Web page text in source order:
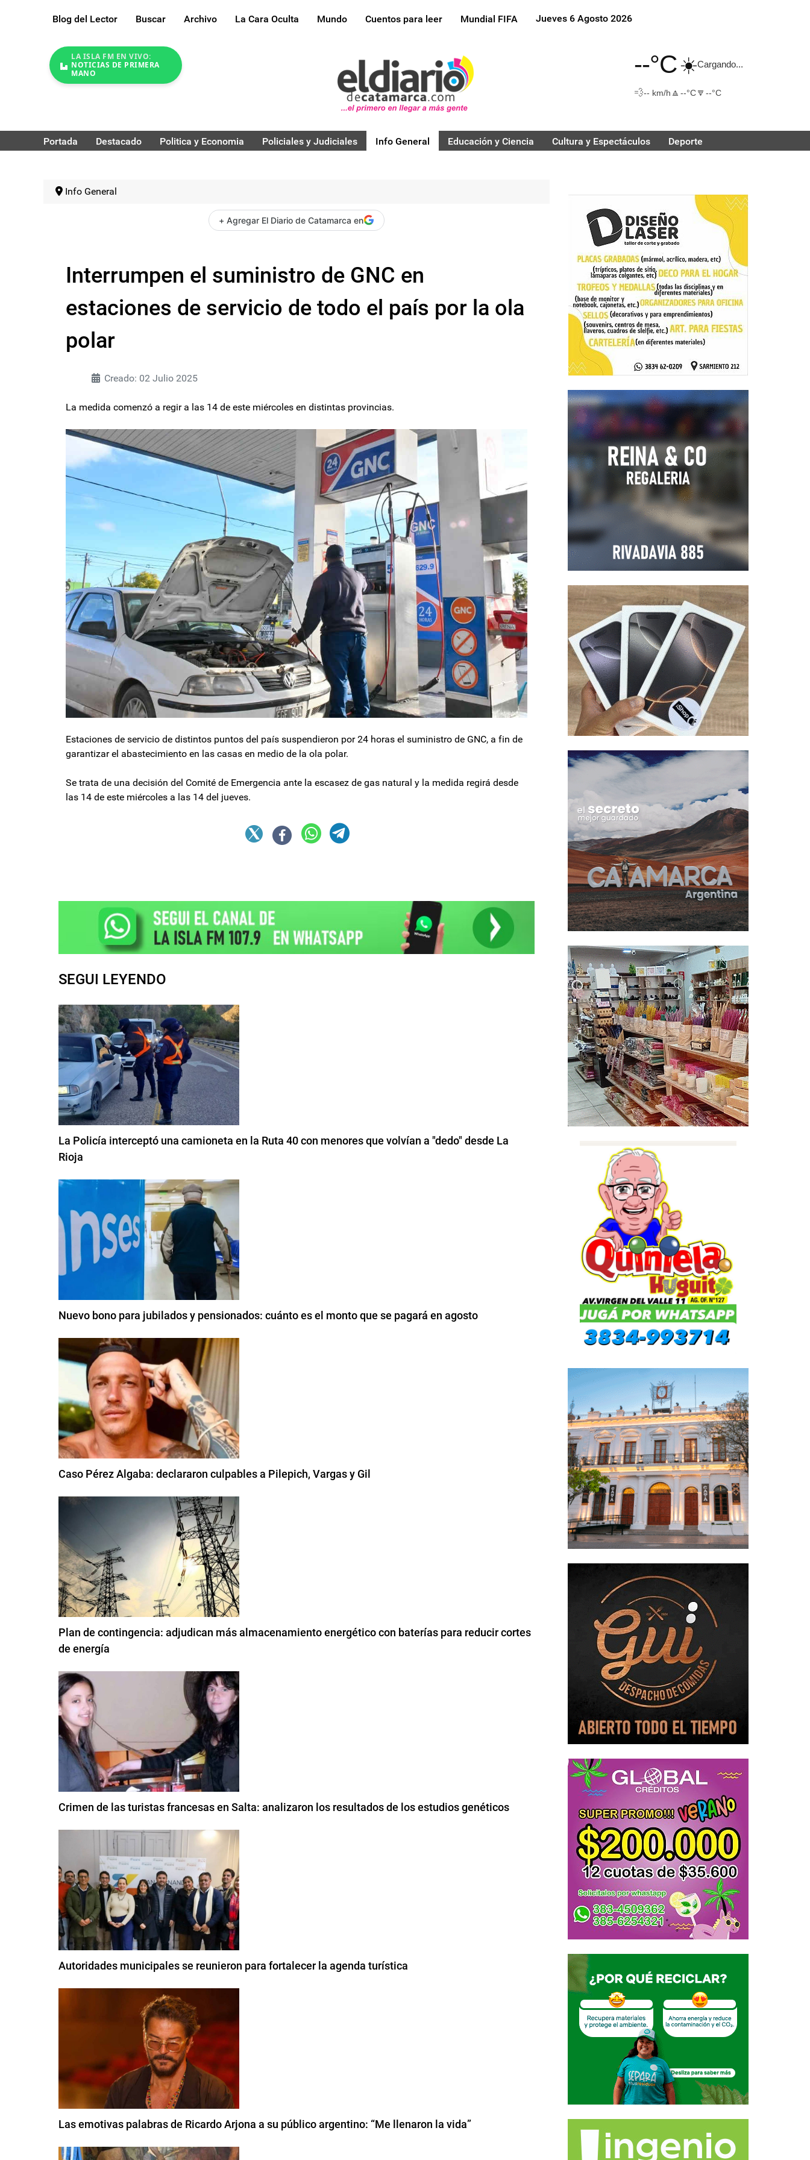
Blog del Lector Buscar Archivo La Cara Oculta Mundo Cuentos para leer Mundial FIFA Jueves 6 Agosto 2026
LA ISLA FM EN VIVO:
NOTICIAS DE PRIMERA
MANO
--°C☀️Cargando...
💨-- km/h 🔼 --°C🔽 --°C
Portada Destacado Politica y Economia Policiales y Judiciales Info General Educación y Ciencia Cultura y Espectáculos Deporte
Info General
+ Agregar El Diario de Catamarca en
Interrumpen el suministro de GNC en
estaciones de servicio de todo el país por la ola
polar
Creado: 02 Julio 2025
La medida comenzó a regir a las 14 de este miércoles en distintas provincias.
Estaciones de servicio de distintos puntos del país suspendieron por 24 horas el suministro de GNC, a fin de
garantizar el abastecimiento en las casas en medio de la ola polar.
Se trata de una decisión del Comité de Emergencia ante la escasez de gas natural y la medida regirá desde
las 14 de este miércoles a las 14 del jueves.
SEGUI LEYENDO
La Policía interceptó una camioneta en la Ruta 40 con menores que volvían a "dedo" desde La
Rioja
Nuevo bono para jubilados y pensionados: cuánto es el monto que se pagará en agosto
Caso Pérez Algaba: declararon culpables a Pilepich, Vargas y Gil
Plan de contingencia: adjudican más almacenamiento energético con baterías para reducir cortes
de energía
Crimen de las turistas francesas en Salta: analizaron los resultados de los estudios genéticos
Autoridades municipales se reunieron para fortalecer la agenda turística
Las emotivas palabras de Ricardo Arjona a su público argentino: “Me llenaron la vida”